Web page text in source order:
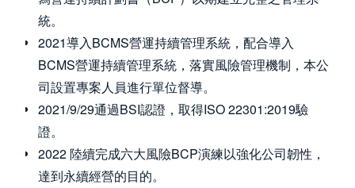
統。
2021導入BCMS營運持續管理系統，配合導入
BCMS營運持續管理系統，落實風險管理機制，本公
司設置專案人員進行單位督導。
2021/9/29通過BSI認證，取得ISO 22301:2019驗
證。
2022 陸續完成六大風險BCP演練以強化公司韌性，
達到永續經營的目的。